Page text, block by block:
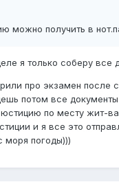
можно получить в
я только соберу все
про экзамен после
потом все
по месту жит-
и я все это
погоды)))